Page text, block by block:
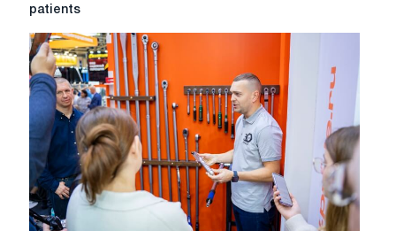
project
serving
those
who
care
for
patients
patients